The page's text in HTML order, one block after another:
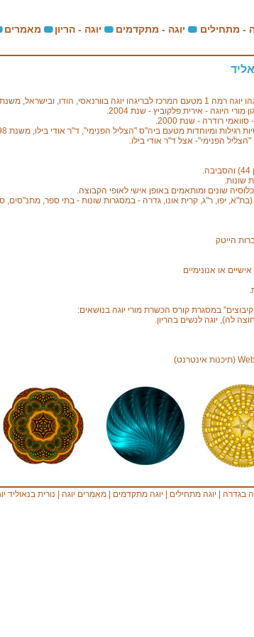
מאמרים יוגה - הריון יוגה - מתקדמים
הודו, ובישראל, משנת 2006.
היוגה - אירית פלקוביץ - שנת 2004.
רודרה - שנת 2000.
רגילות ומיוחדות מטעם ביה"ס "הצליל הפנימי", ד"ר אודי בילו, משנת 1998.
הפנימי"- אצל ד"ר אודי בילו.
שונים ומותאמים באופן אישי לאופי הקבוצה.
יפו, ר"ג, קרית אונו, גדרה - במסגרות שונות - בתי ספר, מתנ"סים,
הייטק
או אנונימיים
במסגרת קורס הכשרת מורי יוגה בנושאים:
לה), יוגה לנשים בהריון.
בגדרה יוגה מתחילים יוגה מתקדמים |מאמרים יוגה נורית בנאוליד